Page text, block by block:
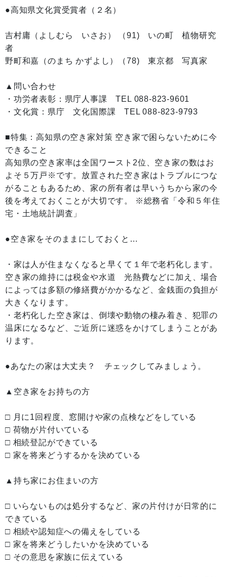
●高知県文化賞受賞者（２名）
吉村庸（よしむら いさお） （91) いの町 植物研究
者
野町和嘉（のまち かずよし）（78) 東京都 写真家
▲問い合わせ
・功労者表彰：県庁人事課 TEL 088-823-9601
・文化賞：県庁 文化国際課 TEL 088-823-9793
■特集：高知県の空き家対策 空き家で困らないために今
できること
高知県の空き家率は全国ワースト2位、空き家の数はお
よそ５万戸※です。放置された空き家はトラブルにつな
がることもあるため、家の所有者は早いうちから家の今
後を考えておくことが大切です。 ※総務省「令和５年住
宅・土地統計調査」
●空き家をそのままにしておくと…
・家は人が住まなくなると早くて１年で老朽化します。
空き家の維持には税金や水道 光熱費などに加え、場合
によっては多額の修繕費がかかるなど、金銭面の負担が
大きくなります。
・老朽化した空き家は、倒壊や動物の棲み着き、犯罪の
温床になるなど、ご近所に迷惑をかけてしまうことがあ
ります。
●あなたの家は大丈夫？ チェックしてみましょう。
▲空き家をお持ちの方
□ 月に1回程度、窓開けや家の点検などをしている
□ 荷物が片付いている
□ 相続登記ができている
□ 家を将来どうするかを決めている
▲持ち家にお住まいの方
□ いらないものは処分するなど、家の片付けが日常的に
できている
□ 相続や認知症への備えをしている
□ 家を将来どうしたいかを決めている
□ その意思を家族に伝えている